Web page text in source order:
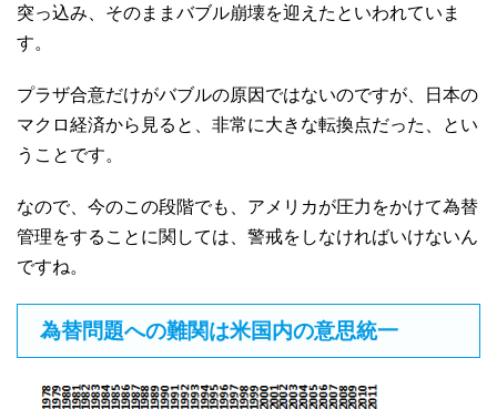
突っ込み、そのままバブル崩壊を迎えたといわれていま
す。
プラザ合意だけがバブルの原因ではないのですが、日本の
マクロ経済から見ると、非常に大きな転換点だった、とい
うことです。
なので、今のこの段階でも、アメリカが圧力をかけて為替
管理をすることに関しては、警戒をしなければいけないん
ですね。
為替問題への難関は米国内の意思統一